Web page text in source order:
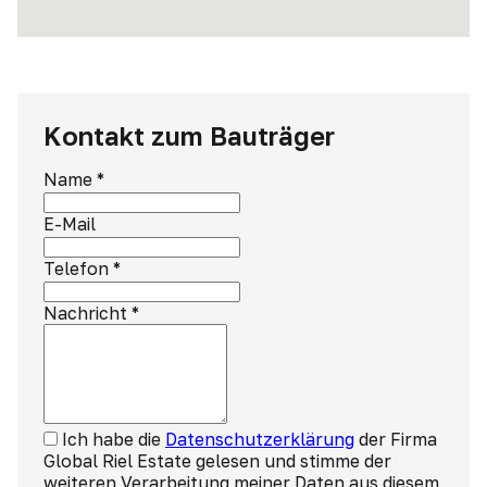
Kontakt zum Bauträger
Name *
E-Mail
Telefon *
Nachricht *
Ich habe die Datenschutzerklärung der Firma
Global Riel Estate gelesen und stimme der
weiteren Verarbeitung meiner Daten aus diesem